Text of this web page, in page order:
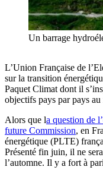
Un barrage
L’Union Française de
sur la transition
Paquet Climat dont il
objectifs pays par pays
Alors que la question de
future Commission, en
énergétique (PLTE)
Présenté fin juin, il ne
l’automne. Il y a fort à